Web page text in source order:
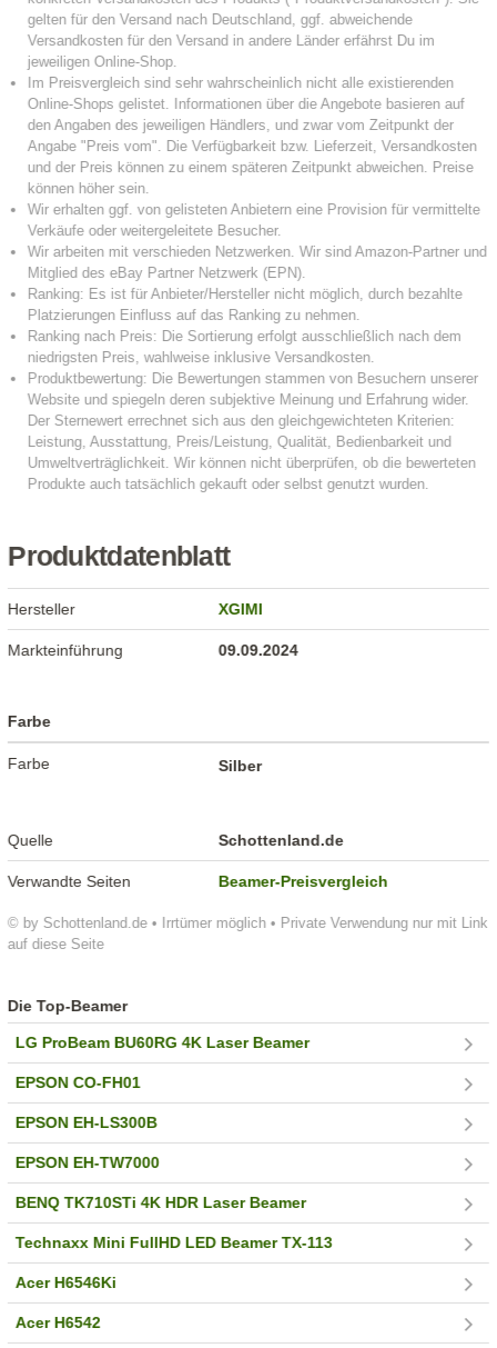
Produktdatenblatt
© by Schottenland.de • Irrtümer möglich • Private Verwendung nur mit Link
auf diese Seite
Hersteller XGIMI
Markteinführung 09.09.2024
Farbe
Farbe Silber
Quelle Schottenland.de
Verwandte Seiten Beamer-Preisvergleich
Die Top-Beamer
LG ProBeam BU60RG 4K Laser Beamer
EPSON CO-FH01
EPSON EH-LS300B
EPSON EH-TW7000
BENQ TK710STi 4K HDR Laser Beamer
Technaxx Mini FullHD LED Beamer TX-113
Acer H6546Ki
Acer H6542